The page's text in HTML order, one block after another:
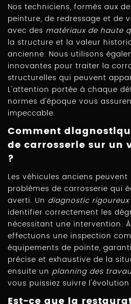
Nos techniciens, formés aux
peinture, de redressage et de
avec des matériaux de haute
la structure et la valeur
ancienne. Nous utilisons
innovantes pour traiter la
structurelles qui peuvent
L'attention portée à chaque
normes d'époque vous
impeccable.
Comment
de carrosserie sur un
?
Les véhicules anciens
problèmes de carrosserie qui
averti. Un diagnostic rigoureux
identifier correctement les
nécessitant une intervention. À
effectuons une inspection
équipements de pointe,
précise et exhaustive de la
ensuite un planning des
vous puissiez suivre
Est-ce que la